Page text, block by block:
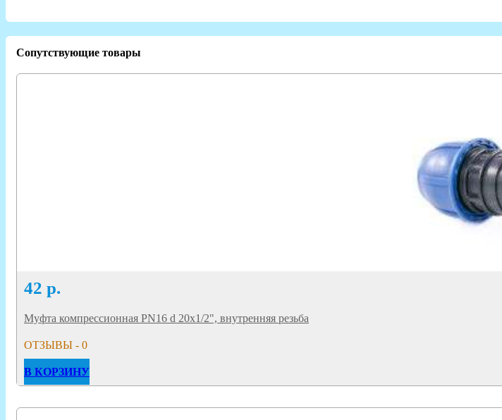
Сопутствующие товары
42 р.
Муфта компрессионная PN16 d 20x1/2", внутренняя резьба
ОТЗЫВЫ - 0
В КОРЗИНУ